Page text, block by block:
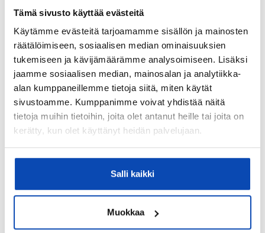
Tämä sivusto käyttää evästeitä
Käytämme evästeitä tarjoamamme sisällön ja mainosten
räätälöimiseen, sosiaalisen median ominaisuuksien
tukemiseen ja kävijämäärämme analysoimiseen. Lisäksi
jaamme sosiaalisen median, mainosalan ja analytiikka-
alan kumppaneillemme tietoja siitä, miten käytät
sivustoamme. Kumppanimme voivat yhdistää näitä
tietoja muihin tietoihin, joita olet antanut heille tai joita on
kerätty, kun olet käyttänyt heidän palvelujaan.
Salli kaikki
Muokkaa
Lisätiedot
LÄHIPALVELUT
Ranta:
Omaa rantaviivaa
Kartta